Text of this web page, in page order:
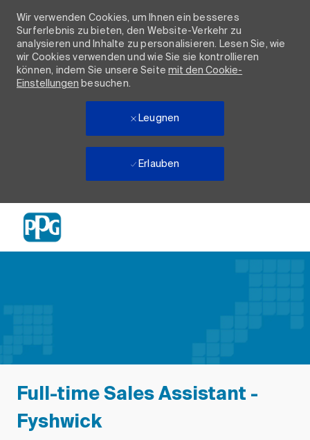
Wir verwenden Cookies, um Ihnen ein besseres
Surferlebnis zu bieten, den Website-Verkehr zu
analysieren und Inhalte zu personalisieren. Lesen Sie, wie
wir Cookies verwenden und wie Sie sie kontrollieren
können, indem Sie unsere Seitemit den Cookie-
Einstellungen besuchen.
Leugnen
Erlauben
Full-time Sales Assistant -
Fyshwick